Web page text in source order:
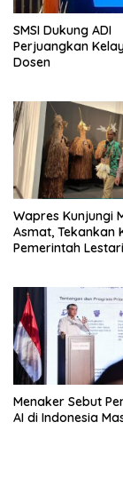
SMSI Dukung ADI
Perjuangkan
Dosen
Wapres Kunjungi
Asmat, Tekankan
Pemerintah
Menaker Sebut
AI di Indonesia